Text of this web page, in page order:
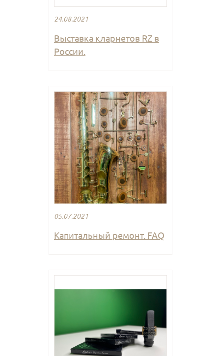
24.08.2021
Выставка кларнетов RZ в
России.
05.07.2021
Капитальный ремонт. FAQ